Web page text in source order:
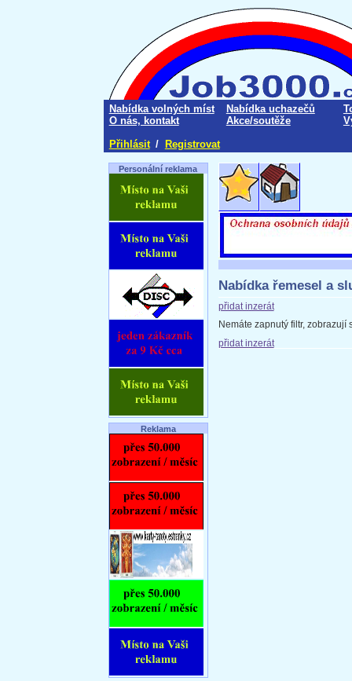
Nabídka volných míst Nabídka uchazečů
O nás, kontakt
Akce/soutěže
Přihlásit / Registrovat
Personální reklama
Reklama
Nabídka řemesel a
přidat inzerát
Nemáte zapnutý filtr, zobrazují
přidat inzerát